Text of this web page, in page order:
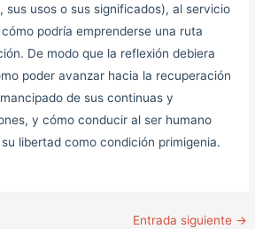
sus usos o sus significados), al servicio
podría emprenderse una ruta
De modo que la reflexión debiera
poder avanzar hacia la recuperación
de sus continuas y
y cómo conducir al ser humano
libertad como condición primigenia.
Entrada siguiente →